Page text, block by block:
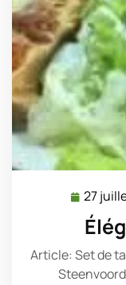
27
Article: Set de